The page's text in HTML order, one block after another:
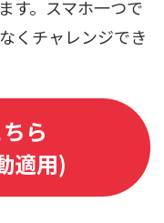
す。スマホ一つで
くチャレンジでき
ら
適用)